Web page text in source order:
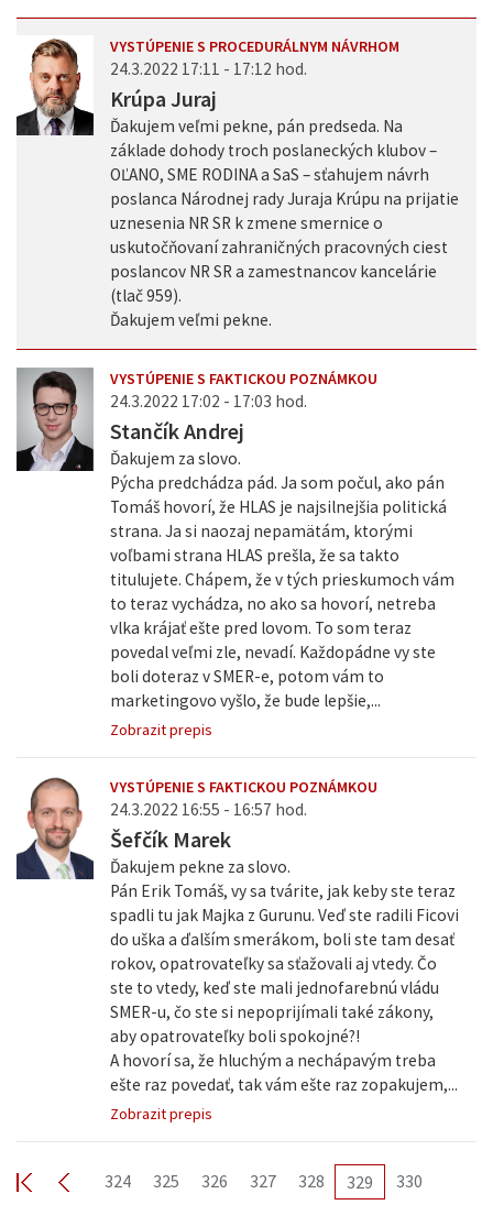
VYSTÚPENIE S PROCEDURÁLNYM NÁVRHOM
24.3.2022 17:11 - 17:12 hod.
Krúpa Juraj
Ďakujem veľmi pekne, pán predseda. Na
základe dohody troch poslaneckých klubov –
OĽANO, SME RODINA a SaS – sťahujem návrh
poslanca Národnej rady Juraja Krúpu na prijatie
uznesenia NR SR k zmene smernice o
uskutočňovaní zahraničných pracovných ciest
poslancov NR SR a zamestnancov kancelárie
(tlač 959).
Ďakujem veľmi pekne.
VYSTÚPENIE S FAKTICKOU POZNÁMKOU
24.3.2022 17:02 - 17:03 hod.
Stančík Andrej
Ďakujem za slovo.
Pýcha predchádza pád. Ja som počul, ako pán
Tomáš hovorí, že HLAS je najsilnejšia politická
strana. Ja si naozaj nepamätám, ktorými
voľbami strana HLAS prešla, že sa takto
titulujete. Chápem, že v tých prieskumoch vám
to teraz vychádza, no ako sa hovorí, netreba
vlka krájať ešte pred lovom. To som teraz
povedal veľmi zle, nevadí. Každopádne vy ste
boli doteraz v SMER-e, potom vám to
marketingovo vyšlo, že bude lepšie,...
Zobrazit prepis
VYSTÚPENIE S FAKTICKOU POZNÁMKOU
24.3.2022 16:55 - 16:57 hod.
Šefčík Marek
Ďakujem pekne za slovo.
Pán Erik Tomáš, vy sa tvárite, jak keby ste teraz
spadli tu jak Majka z Gurunu. Veď ste radili Ficovi
do uška a ďalším smerákom, boli ste tam desať
rokov, opatrovateľky sa sťažovali aj vtedy. Čo
ste to vtedy, keď ste mali jednofarebnú vládu
SMER-u, čo ste si nepoprijímali také zákony,
aby opatrovateľky boli spokojné?!
A hovorí sa, že hluchým a nechápavým treba
ešte raz povedať, tak vám ešte raz zopakujem,...
Zobrazit prepis
324 325 326 327 328 329
330